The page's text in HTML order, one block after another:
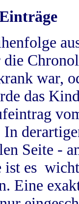
die
war,
das
Seite -
ist es
Eine